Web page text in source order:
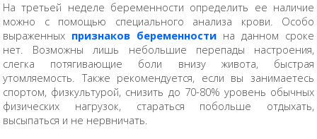
На третьей неделе беременности определить ее наличие
можно с помощью специального анализа крови. Особо
выраженных признаков беременности на данном сроке
нет. Возможны лишь небольшие перепады настроения,
слегка потягивающие боли внизу живота, быстрая
утомляемость. Также рекомендуется, если вы занимаетесь
спортом, физкультурой, снизить до 70-80% уровень обычных
физических нагрузок, стараться побольше отдыхать,
высыпаться и не нервничать.